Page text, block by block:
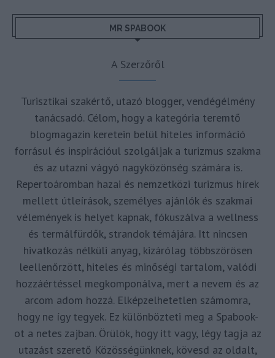
MR SPABOOK
A Szerzőről
Turisztikai szakértő, utazó blogger, vendégélmény
tanácsadó. Célom, hogy a kategória teremtő
blogmagazin keretein belül hiteles információ
forrásul és inspirációul szolgáljak a turizmus szakma
és az utazni vágyó nagyközönség számára is.
Repertoáromban hazai és nemzetközi turizmus hírek
mellett útleírások, személyes ajánlók és szakmai
vélemények is helyet kapnak, fókuszálva a wellness
és termálfürdők, strandok témájára. Itt nincsen
hivatkozás nélküli anyag, kizárólag többszörösen
leellenőrzött, hiteles és minőségi tartalom, valódi
hozzáértéssel megkomponálva, mert a nevem és az
arcom adom hozzá. Elképzelhetetlen számomra,
hogy ne így tegyek. Ez különbözteti meg a Spabook-
ot a netes zajban. Örülök, hogy itt vagy, légy tagja az
utazást szerető Közösségünknek, kövesd az oldalt,